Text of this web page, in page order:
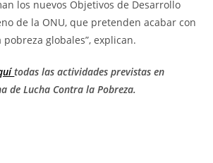
los nuevos Objetivos de Desarrollo
de la ONU, que pretenden acabar con
globales”, explican.
todas las actividades previstas en
de Lucha Contra la Pobreza.